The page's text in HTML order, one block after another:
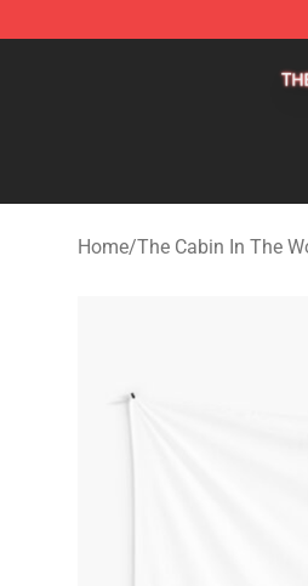
Home/The Cabin In The